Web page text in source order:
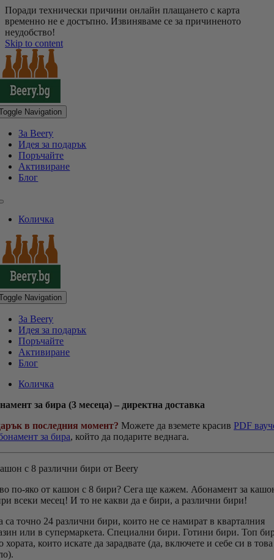
Поради технически причини онлайн плащането с карта
временно не е достъпно. Извиняваме се за причиненото
неудобство!
Skip to content
Navigation
За Beery
Идея за подарък
Поръчайте
Активиране
Блог
Количка
Navigation
За Beery
Идея за подарък
Поръчайте
Активиране
Блог
Количка
за бира (3 месеца) – директна доставка
в последния момент? Можете да вземете красив PDF
за бира, който да подарите веднага.
по-яко от кашон с 8 бири? Сега ще кажем. Абонамент за
всеки месец! И то не какви да е бири, а различни бири!
са точно 24 различни бири, които не се намират в кварталния
или в супермаркета. Специални бири. Готини бири. Топ
хората, които искате да зарадвате (да, включете и себе си в това